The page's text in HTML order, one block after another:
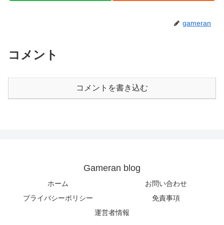
gameran
コメント
コメントを書き込む
Gameran blog
ホーム
お問い合わせ
プライバシーポリシー
免責事項
運営者情報